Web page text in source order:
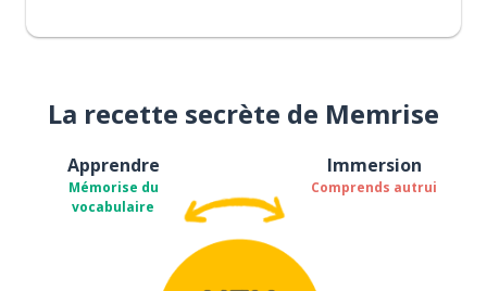
La recette secrète de Memrise
Apprendre
Mémorise du
vocabulaire
Immersion
Comprends autrui